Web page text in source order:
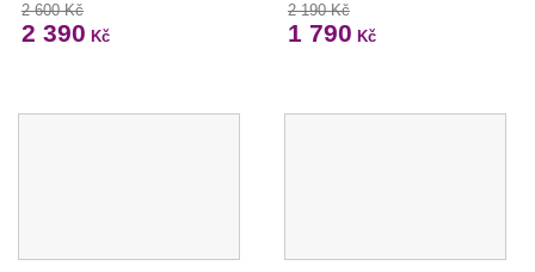
2 600 Kč
2 390 Kč
2 190 Kč
1 790 Kč